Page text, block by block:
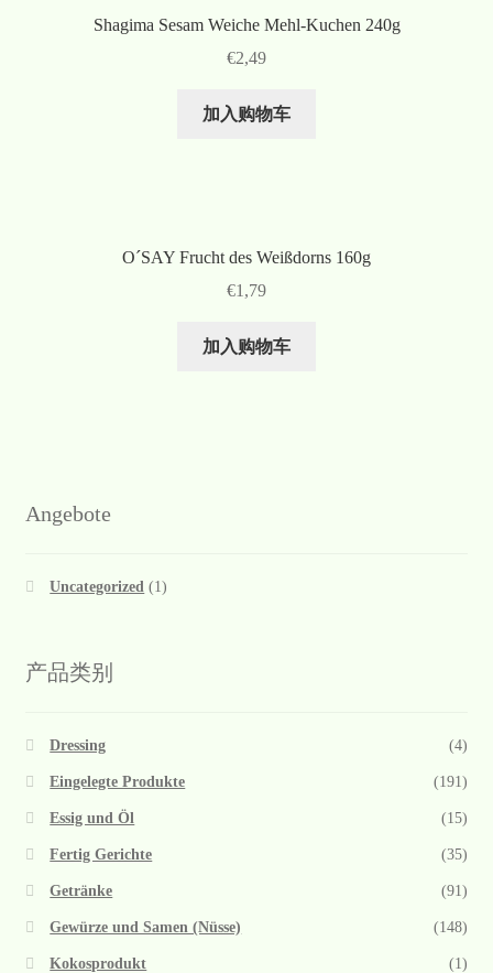
Shagima Sesam Weiche Mehl-Kuchen 240g
€2,49
加入购物车
O´SAY Frucht des Weißdorns 160g
€1,79
加入购物车
Angebote
Uncategorized (1)
产品类别
Dressing (4)
Eingelegte Produkte (191)
Essig und Öl (15)
Fertig Gerichte (35)
Getränke (91)
Gewürze und Samen (Nüsse) (148)
Kokosprodukt (1)